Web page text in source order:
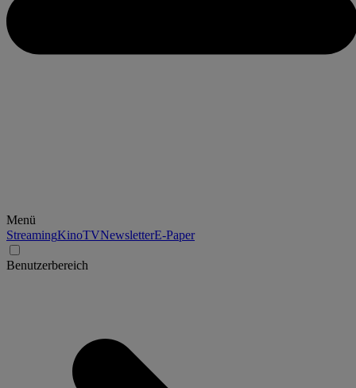
Menü
StreamingKinoTVNewsletterE-Paper
Benutzerbereich